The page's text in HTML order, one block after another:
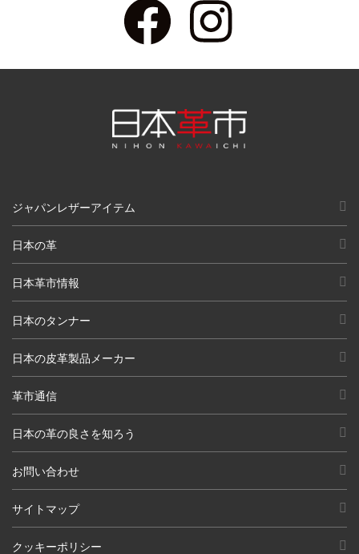
ジャパンレザーアイテム
日本の革
日本革市情報
日本のタンナー
日本の皮革製品メーカー
革市通信
日本の革の良さを知ろう
お問い合わせ
サイトマップ
クッキーポリシー